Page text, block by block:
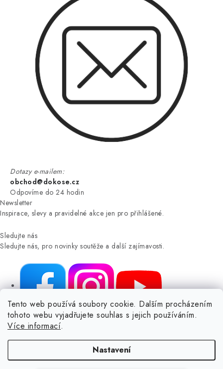
Tento web používá soubory cookie. Dalším procházením
tohoto webu vyjadřujete souhlas s jejich používáním.
Více informací.
Nastavení
Dotazy e-mailem:
obchod@dokose.cz
Odpovíme do 24 hodin
Newsletter
Inspirace, slevy a pravidelné akce jen pro přihlášené.
Sledujte nás
Sledujte nás, pro novinky soutěže a další zajímavosti.
NIKARO, s.r.o.
- Dokoše.cz, Veselka 48, 259 01 Olbramovice -
Votice, ČESKÁ REPUBLIKA
Podle zákona o evidenci tržeb je prodávající povinen vystavit
Zároveň je povinen zaevidovat přijatou tržbu u správce daně online; v